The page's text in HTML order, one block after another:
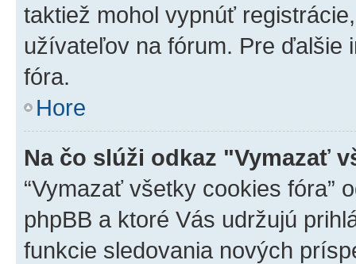
taktiež mohol vypnúť
užívateľov na fórum. Pre ďalšie
fóra.
Hore
Na čo slúži odkaz "Vymazať
“Vymazať všetky cookies fóra”
phpBB a ktoré Vás udržujú
funkcie sledovania nových